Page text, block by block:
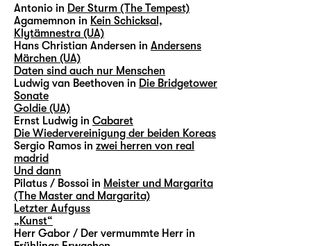
Antonio in Der Sturm (The Tempest)
Agamemnon in Kein Schicksal,
Klytämnestra (UA)
Hans Christian Andersen in Andersens
Märchen (UA)
Daten sind auch nur Menschen
Ludwig van Beethoven in Die Bridgetower
Sonate
Goldie (UA)
Ernst Ludwig in Cabaret
Die Wiedervereinigung der beiden Koreas
Sergio Ramos in zwei herren von real
madrid
Und dann
Pilatus / Bossoi in Meister und Margarita
(The Master and Margarita)
Letzter Aufguss
„Kunst“
Herr Gabor / Der vermummte Herr in